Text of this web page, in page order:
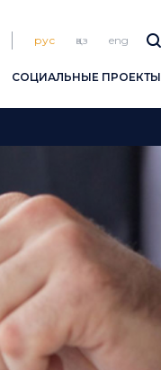
рус қаз eng
СОЦИАЛЬНЫЕ ПРОЕКТЫ